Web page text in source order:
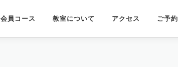
会員コース 教室について アクセス ご予約